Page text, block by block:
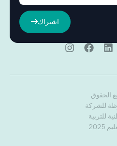
اشتراك
الحقوق
للشركة
للتربية
2025